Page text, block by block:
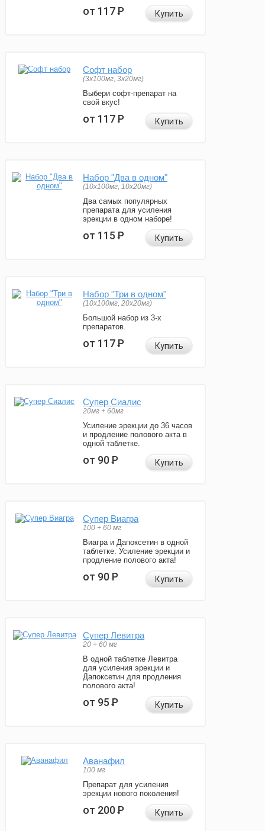
от 117Р Купить
Софт набор
(3x100мг, 3x20мг)
Выбери софт-препарат на
свой вкус!
от 117Р Купить
Набор "Два в одном"
(10x100мг, 10x20мг)
Два самых популярных
препарата для усиления
эрекции в одном наборе!
от 115Р Купить
Набор "Три в одном"
(10x100мг, 20x20мг)
Большой набор из 3-х
препаратов.
от 117Р Купить
Супер Сиалис
20мг + 60мг
Усиление эрекции до 36 часов
и продление полового акта в
одной таблетке.
от 90Р Купить
Супер Виагра
100 + 60 мг
Виагра и Дапоксетин в одной
таблетке. Усиление эрекции и
продление полового акта!
от 90Р Купить
Супер Левитра
20 + 60 мг
В одной таблетке Левитра
для усиления эрекции и
Дапоксетин для продления
полового акта!
от 95Р Купить
Аванафил
100 мг
Препарат для усиления
эрекции нового поколения!
от 200Р Купить